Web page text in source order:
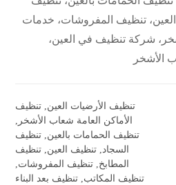
العين، تنظيف المفروشات، خدمات
شركة تنظيف في العين،
الأشخر
تنظيف الأرضيات العين, تنظيف
الأماكن العامة شعاب الأشخر ,
تنظيف الحمامات بالعين, تنظيف
السجاد, تنظيف العين, تنظيف
المطابخ, تنظيف المفروشات,
تنظيف المكاتب, تنظيف بعد البناء